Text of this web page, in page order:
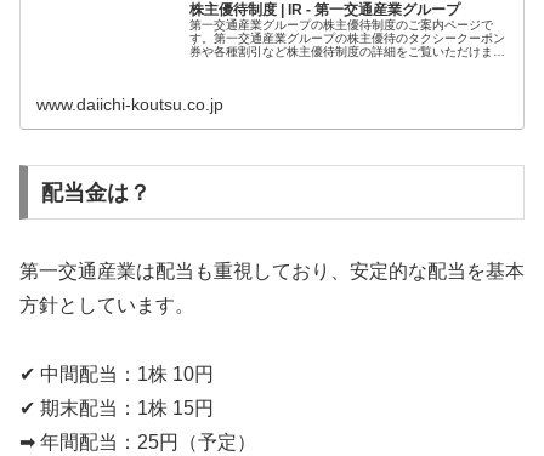
株主優待制度 | IR - 第一交通産業グループ
第一交通産業グループの株主優待制度のご案内ページで
す。第一交通産業グループの株主優待のタクシークーポン
券や各種割引など株主優待制度の詳細をご覧いただけま
www.daiichi-koutsu.co.jp
配当金は？
第一交通産業は配当も重視しており、安定的な配当を基本
方針としています。
✔ 中間配当：1株 10円
✔ 期末配当：1株 15円
➡ 年間配当：25円（予定）